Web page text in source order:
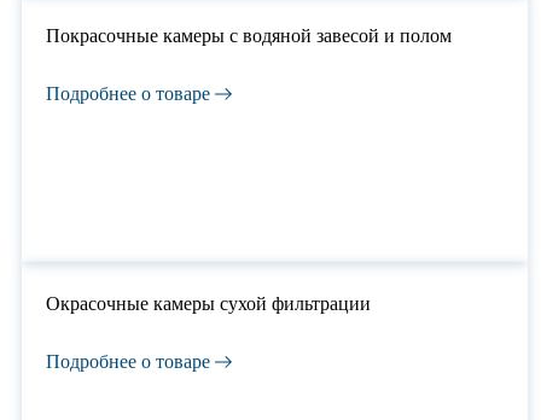
Покрасочные камеры с водяной завесой и полом
Подробнее о товаре
Окрасочные камеры сухой фильтрации
Подробнее о товаре